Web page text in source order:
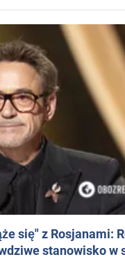
się" z Rosjanami:
stanowisko w